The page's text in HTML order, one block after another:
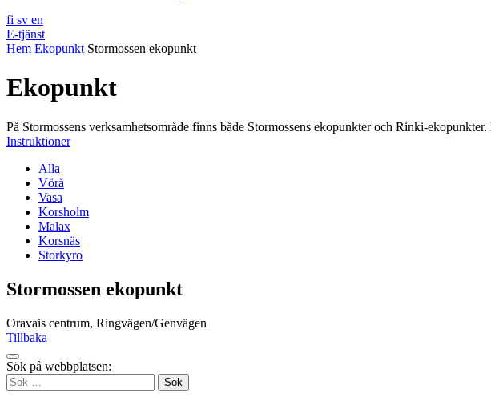
fi sv en
E-tjänst
Hem Ekopunkt Stormossen ekopunkt
Ekopunkt
På Stormossens verksamhetsområde finns både Stormossens ekopunkter och Rinki-
Instruktioner
Alla
Vörå
Vasa
Korsholm
Malax
Korsnäs
Storkyro
Stormossen ekopunkt
Oravais centrum, Ringvägen/Genvägen
Tillbaka
Tillbaka
up
Sök på webbplatsen:
Sök
efter: